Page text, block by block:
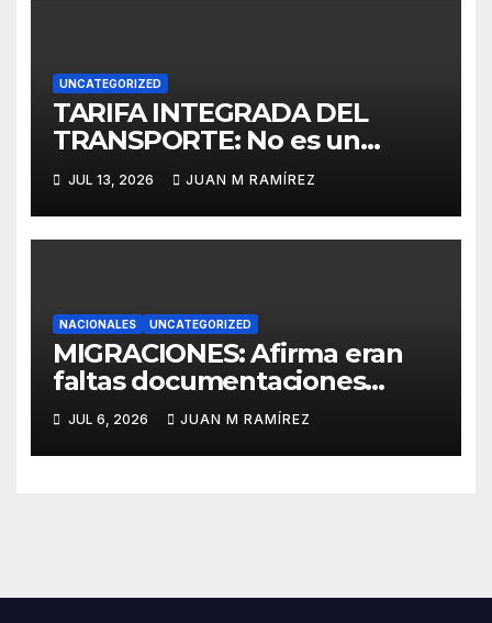
UNCATEGORIZED
TARIFA INTEGRADA DEL
TRANSPORTE: No es un
aumento en el precio del
pasaje del Metro y Teleférico
de Santo Domingo, aclara
Jahel Isa
JUL 13, 2026 JUAN M RAMÍREZ
NACIONALES UNCATEGORIZED
MIGRACIONES: Afirma eran
faltas documentaciones
presentó joven parturienta
haitiana en hospital Musa de
San Pedro de Macorís
JUL 6, 2026 JUAN M RAMÍREZ